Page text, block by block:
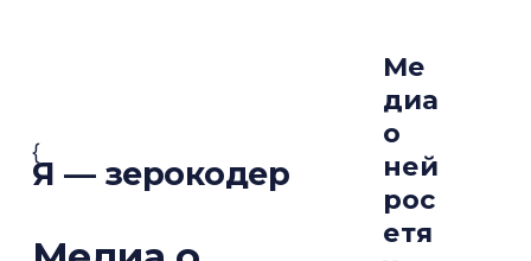
{
Я — зерокодер
Ме
диа
о
ней
рос
етя